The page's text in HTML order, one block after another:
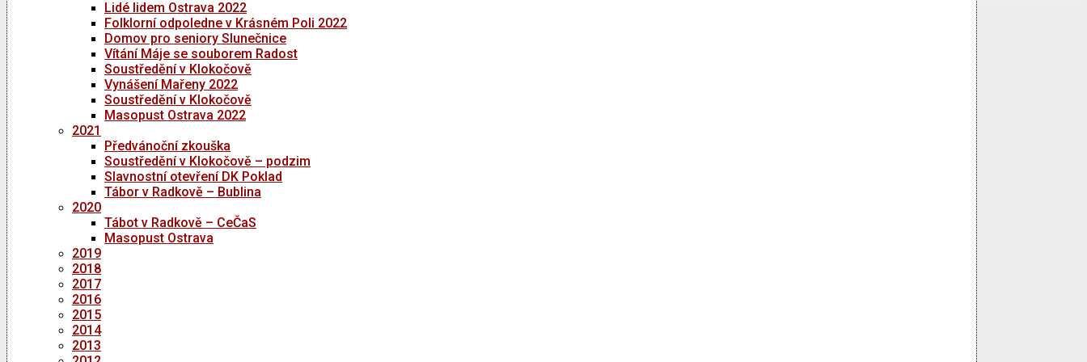
Lidé lidem Ostrava 2022
Folklorní odpoledne v Krásném Poli 2022
Domov pro seniory Slunečnice
Vítání Máje se souborem Radost
Soustředění v Klokočově
Vynášení Mařeny 2022
Soustředění v Klokočově
Masopust Ostrava 2022
2021
Předvánoční zkouška
Soustředění v Klokočově – podzim
Slavnostní otevření DK Poklad
Tábor v Radkově – Bublina
2020
Tábot v Radkově – CeČaS
Masopust Ostrava
2019
2018
2017
2016
2015
2014
2013